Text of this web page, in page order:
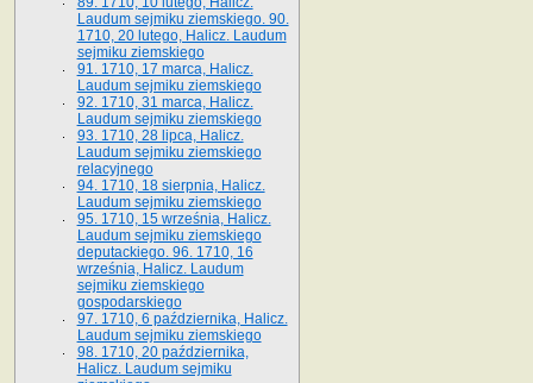
Laudum sejmiku ziemskiego. 90.
1710, 20 lutego, Halicz. Laudum
sejmiku ziemskiego
91. 1710, 17 marca, Halicz.
Laudum sejmiku ziemskiego
92. 1710, 31 marca, Halicz.
Laudum sejmiku ziemskiego
93. 1710, 28 lipca, Halicz.
Laudum sejmiku ziemskiego
relacyjnego
94. 1710, 18 sierpnia, Halicz.
Laudum sejmiku ziemskiego
95. 1710, 15 września, Halicz.
Laudum sejmiku ziemskiego
deputackiego. 96. 1710, 16
września, Halicz. Laudum
sejmiku ziemskiego
gospodarskiego
97. 1710, 6 października, Halicz.
Laudum sejmiku ziemskiego
98. 1710, 20 października,
Halicz. Laudum sejmiku